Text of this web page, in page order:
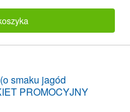
smaku jagód
PROMOCYJNY